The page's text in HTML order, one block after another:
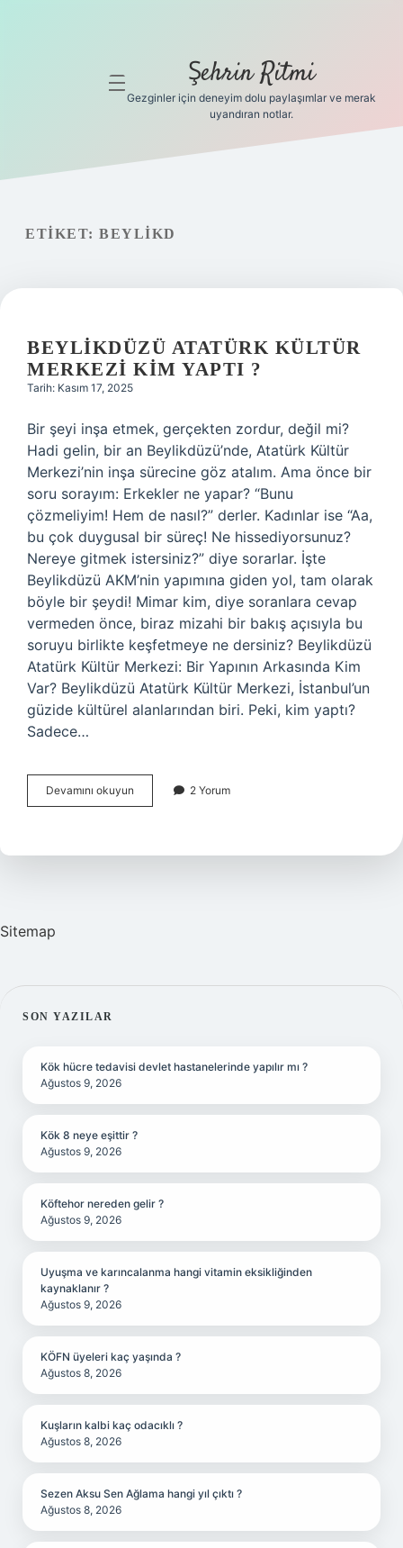
Gizlilik
Yasal Uyarı
Hakkımızda
menüyü
Şehrin Ritmi
Gezginler için deneyim dolu paylaşımlar ve merak
uyandıran notlar.
ETIKET: BEYLIKD
BEYLIKDÜZÜ ATATÜRK KÜLTÜR
MERKEZI KIM YAPTI ?
Tarih: Kasım 17, 2025
Bir şeyi inşa etmek, gerçekten zordur, değil mi?
Hadi gelin, bir an Beylikdüzü’nde, Atatürk Kültür
Merkezi’nin inşa sürecine göz atalım. Ama önce bir
soru sorayım: Erkekler ne yapar? “Bunu
çözmeliyim! Hem de nasıl?” derler. Kadınlar ise “Aa,
bu çok duygusal bir süreç! Ne hissediyorsunuz?
Nereye gitmek istersiniz?” diye sorarlar. İşte
Beylikdüzü AKM’nin yapımına giden yol, tam olarak
böyle bir şeydi! Mimar kim, diye soranlara cevap
vermeden önce, biraz mizahi bir bakış açısıyla bu
soruyu birlikte keşfetmeye ne dersiniz? Beylikdüzü
Atatürk Kültür Merkezi: Bir Yapının Arkasında Kim
Var? Beylikdüzü Atatürk Kültür Merkezi, İstanbul’un
güzide kültürel alanlarından biri. Peki, kim yaptı?
Sadece…
Devamını okuyun Beylikdüzü
Atatürk
kim
2 Yorum
Sitemap
SIDEBAR
SON YAZILAR
Kök hücre tedavisi devlet hastanelerinde yapılır mı ?
Ağustos 9, 2026
Kök 8 neye eşittir ?
Ağustos 9, 2026
Köftehor nereden gelir ?
Ağustos 9, 2026
Uyuşma ve karıncalanma hangi vitamin eksikliğinden
kaynaklanır ?
Ağustos 9, 2026
KÖFN üyeleri kaç yaşında ?
Ağustos 8, 2026
Kuşların kalbi kaç odacıklı ?
Ağustos 8, 2026
Sezen Aksu Sen Ağlama hangi yıl çıktı ?
Ağustos 8, 2026